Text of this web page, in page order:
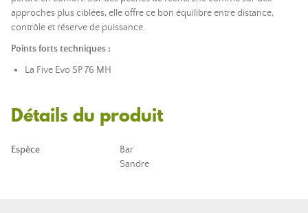
approches plus ciblées, elle offre ce bon équilibre entre distance,
contrôle et réserve de puissance.
Points forts techniques :
La Five Evo SP 76 MH
Détails du produit
Espèce
Bar
Sandre